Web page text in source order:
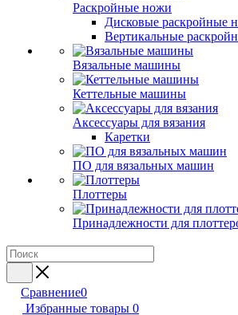
Раскройные ножи
Дисковые раскройные
Вертикальные
Вязальные машины
Кеттельные машины
Аксессуары для вязания
Каретки
ПО для вязальных машин
Плоттеры
Принадлежности для
Сравнение0
Избранные товары 0